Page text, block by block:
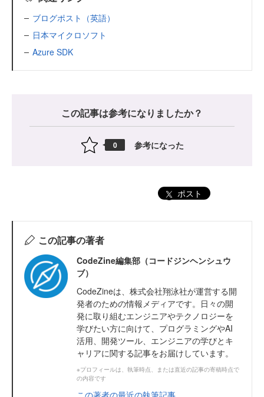
ブログポスト（英語）
日本マイクロソフト
Azure SDK
この記事は参考になりましたか？
0 参考になった
ポスト
この記事の著者
CodeZine編集部（コードジンヘンシュウ
ブ）
CodeZineは、株式会社翔泳社が運営する開
発者のための情報メディアです。日々の開
発に取り組むエンジニアやテクノロジーを
学びたい方に向けて、プログラミングやAI
活用、開発ツール、エンジニアの学びとキ
ャリアに関する記事をお届けしています。
※プロフィールは、執筆時点、または直近の記事の寄稿時点で
の内容です
この著者の最近の執筆記事